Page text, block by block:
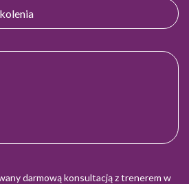
darmową konsultacją z trenerem w